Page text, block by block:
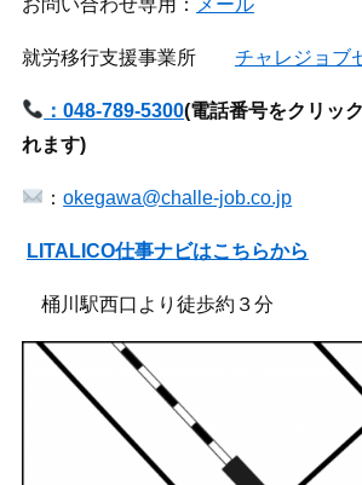
就労移行支援事業所 チャレジョブ
：048-789-5300(電話番号をクリッ
れます)
：okegawa@challe-job.co.jp
LITALICO仕事ナビはこちらから
桶川駅西口より徒歩約３分